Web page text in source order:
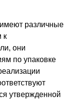
различные
к
они
по упаковке
утвержденной